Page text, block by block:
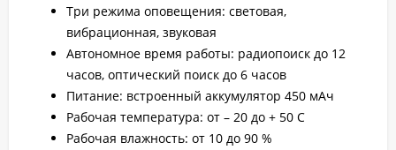
Три режима оповещения: световая,
вибрационная, звуковая
Автономное время работы: радиопоиск до 12
часов, оптический поиск до 6 часов
Питание: встроенный аккумулятор 450 мАч
Рабочая температура: от – 20 до + 50 С
Рабочая влажность: от 10 до 90 %